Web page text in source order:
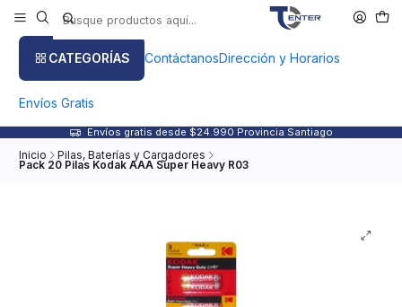
CATEGORÍAS ContáctanosDirección y Horarios
Envíos Gratis
Envíos gratis desde $24.990 Provincia Santiago
Inicio Pilas, Baterías y Cargadores
Pack 20 Pilas Kodak AAA Super Heavy R03